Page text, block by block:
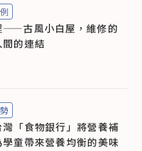
——古風小白屋，維修的
的連結
「食物銀行」將營養補
童帶來營養均衡的美味